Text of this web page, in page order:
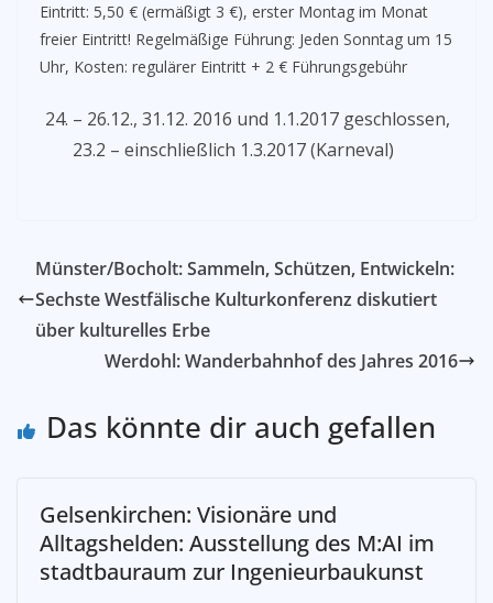
Eintritt: 5,50 € (ermäßigt 3 €), erster Montag im Monat
freier Eintritt! Regelmäßige Führung: Jeden Sonntag um 15
Uhr, Kosten: regulärer Eintritt + 2 € Führungsgebühr
– 26.12., 31.12. 2016 und 1.1.2017 geschlossen,
23.2 – einschließlich 1.3.2017 (Karneval)
Münster/Bocholt: Sammeln, Schützen, Entwickeln:
Sechste Westfälische Kulturkonferenz diskutiert
über kulturelles Erbe
Werdohl: Wanderbahnhof des Jahres 2016
Das könnte dir auch gefallen
Gelsenkirchen: Visionäre und
Alltagshelden: Ausstellung des M:AI im
stadtbauraum zur Ingenieurbaukunst